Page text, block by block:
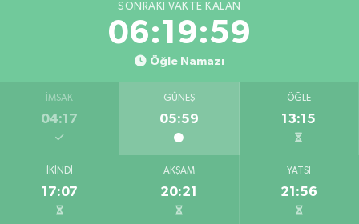
SONRAKI VAKTE KALAN
06:19:59
Öğle Namazı
İMSAK
04:17
GÜNEŞ
05:59
ÖĞLE
13:15
İKINDI
17:07
AKŞAM
20:21
YATSI
21:56